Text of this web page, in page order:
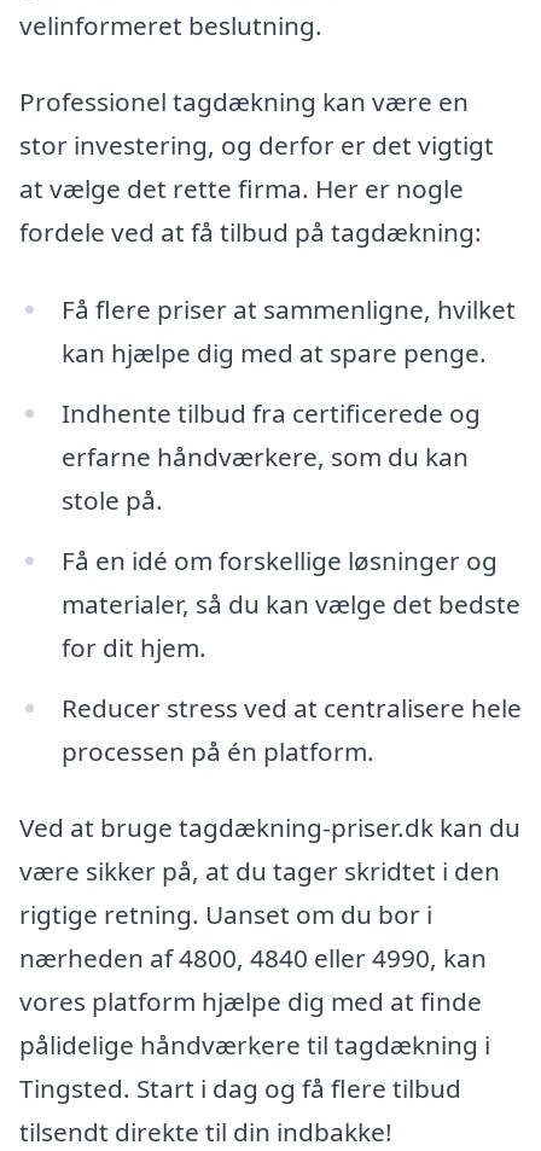
velinformeret beslutning.
Professionel tagdækning kan være en
stor investering, og derfor er det vigtigt
at vælge det rette firma. Her er nogle
fordele ved at få tilbud på tagdækning:
Få flere priser at sammenligne, hvilket
kan hjælpe dig med at spare penge.
Indhente tilbud fra certificerede og
erfarne håndværkere, som du kan
stole på.
Få en idé om forskellige løsninger og
materialer, så du kan vælge det bedste
for dit hjem.
Reducer stress ved at centralisere hele
processen på én platform.
Ved at bruge tagdækning-priser.dk kan du
være sikker på, at du tager skridtet i den
rigtige retning. Uanset om du bor i
nærheden af 4800, 4840 eller 4990, kan
vores platform hjælpe dig med at finde
pålidelige håndværkere til tagdækning i
Tingsted. Start i dag og få flere tilbud
tilsendt direkte til din indbakke!